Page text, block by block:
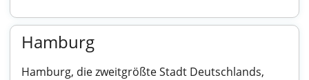
Hamburg
Hamburg, die zweitgrößte Stadt Deutschlands,